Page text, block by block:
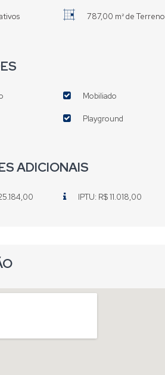
787,00 m² de Terreno
Mobiliado
Playground
ADICIONAIS
IPTU: R$ 11.018,00